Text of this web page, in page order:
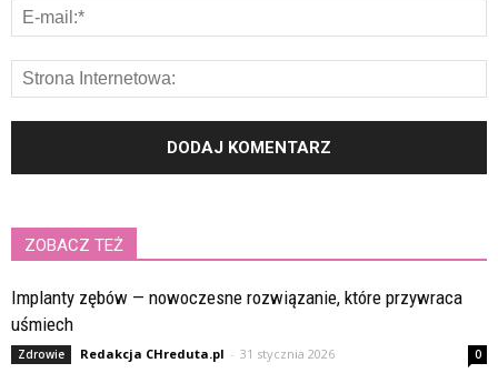
ZOBACZ TEŻ
Implanty zębów — nowoczesne rozwiązanie, które przywraca
uśmiech
Zdrowie Redakcja CHreduta.pl - 31 stycznia 2026 0